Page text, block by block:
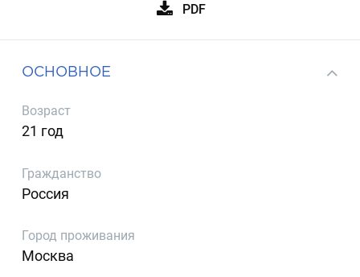
PDF
ОСНОВНОЕ
Возраст
21 год
Гражданство
Россия
Город проживания
Москва